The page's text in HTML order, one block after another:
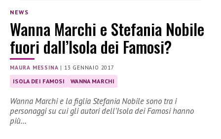
NEWS
Wanna Marchi e Stefania Nobile
fuori dall’Isola dei Famosi?
MAURA MESSINA | 13 GENNAIO 2017
ISOLA DEI FAMOSI WANNA MARCHI
Wanna Marchi e la figlia Stefania Nobile sono tra i
personaggi su cui gli autori dell’Isola dei Famosi hanno
più…